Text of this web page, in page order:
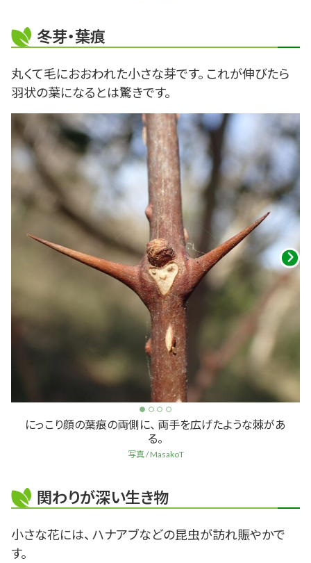
冬芽・葉痕
丸くて毛におおわれた小さな芽です。 これが伸びたら
羽状の葉になるとは驚きです。
にっこり顔の葉痕の両側に、 両手を広げたような棘があ
る。
写真 / MasakoT
関わりが深い生き物
小さな花には、 ハナアブなどの昆虫が訪れ賑やかで
す。